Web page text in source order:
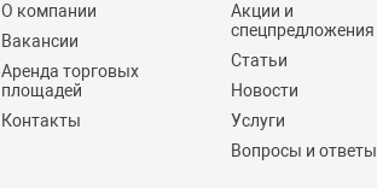
О компании
Вакансии
Аренда торговых
площадей
Контакты
Акции и
спецпредложения
Статьи
Новости
Услуги
Вопросы и ответы